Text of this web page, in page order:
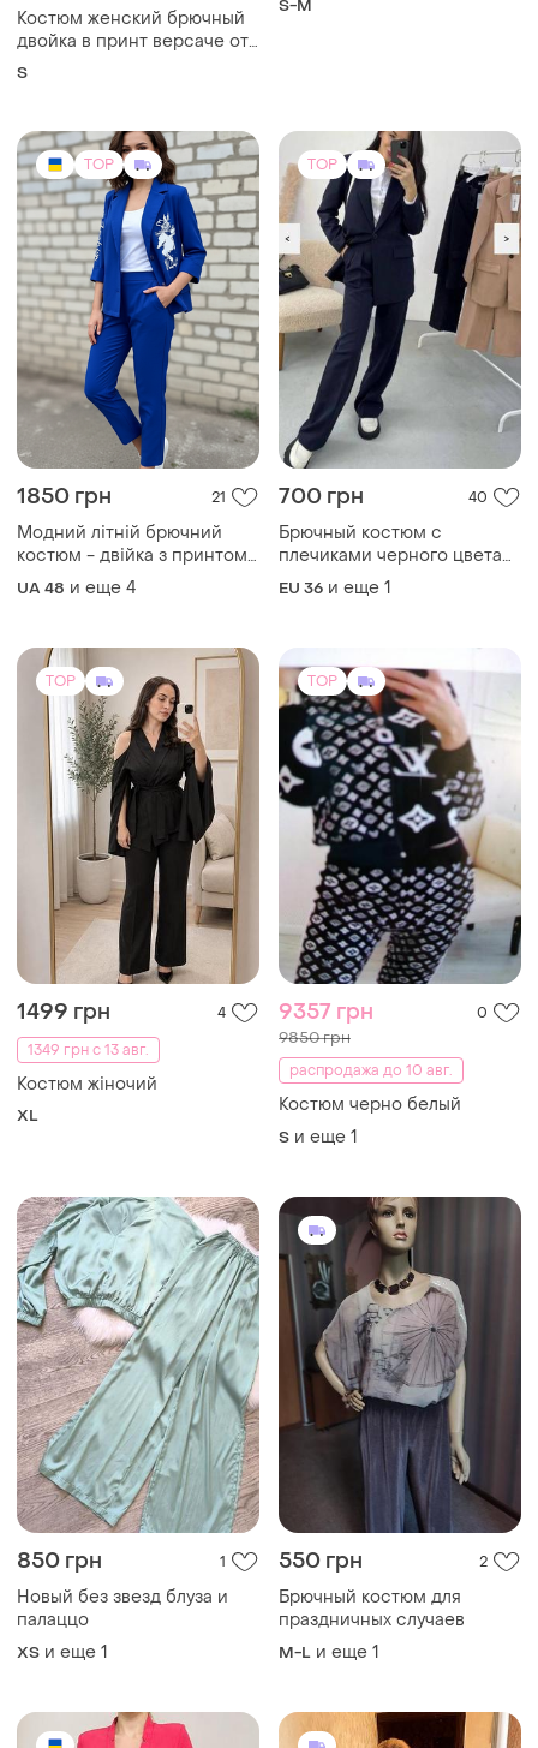
Костюм женский брючный
двойка в принт версаче от
бренда zara s
S
S-M
TOP
1850 грн 21
Модний літній брючний
костюм - двійка з принтом.
жакет без підклада.
UA 48 и еще 4
TOP
700 грн 40
Брючный костюм с
плечиками черного цвета
эврокостюмка без
подкладки и х/ кошенями
EU 36 и еще 1
TOP
1499 грн
4
1349 грн с 13 авг.
Костюм жіночий
XL
TOP
9357 грн 0
9850 грн
распродажа до 10 авг.
Костюм черно белый
S и еще 1
850 грн 1
Новый без звезд блуза и
палаццо
ХS и еще 1
550 грн 2
Брючный костюм для
праздничных случаев
M-L и еще 1